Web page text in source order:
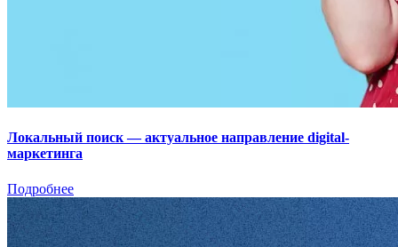
Локальный поиск — актуальное направление digital-
маркетинга
Подробнее